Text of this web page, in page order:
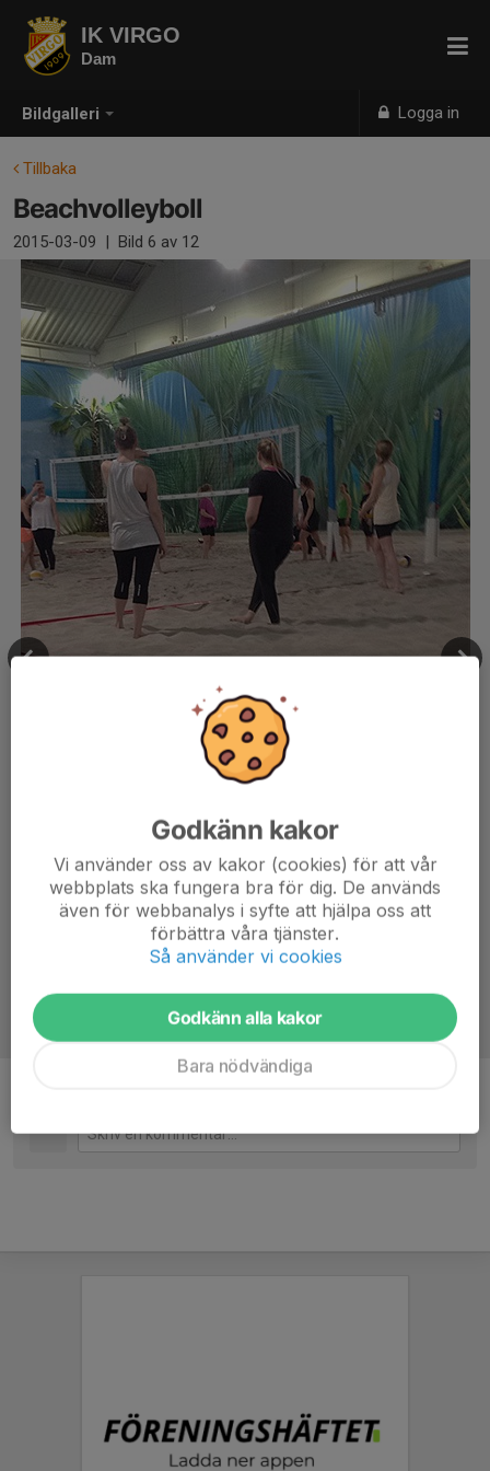
Bildgalleri Logga in
IK VIRGO
Dam
Tillbaka
Beachvolleyboll
2015-03-09 | Bild 6 av 12
Godkänn kakor
Vi använder oss av kakor (cookies) för att vår
webbplats ska fungera bra för dig. De används
även för webbanalys i syfte att hjälpa oss att
förbättra våra tjänster.
Så använder vi cookies
Godkänn alla kakor
Bara nödvändiga